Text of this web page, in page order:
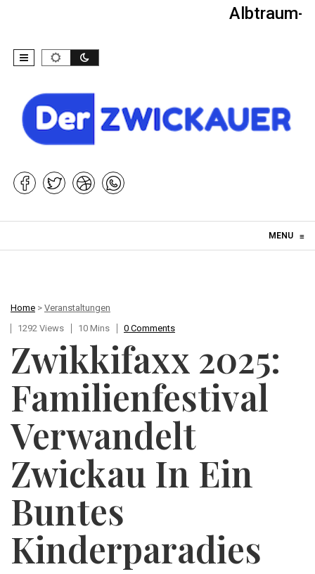
Albtraum-
MENU ≡
Home > Veranstaltungen
1292 Views
10 Mins 0 Comments
Zwikkifaxx 2025:
Familienfestival
Verwandelt
Zwickau In Ein
Buntes
Kinderparadies